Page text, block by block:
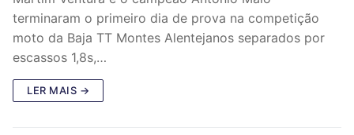
terminaram o primeiro dia de prova na competição
moto da Baja TT Montes Alentejanos separados por
escassos 1,8s,…
LER MAIS →